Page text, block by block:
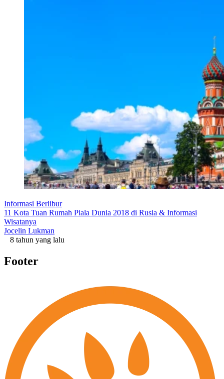
Informasi Berlibur
11 Kota Tuan Rumah Piala Dunia 2018 di Rusia & Informasi
Wisatanya
Jocelin Lukman
8 tahun yang lalu
Footer